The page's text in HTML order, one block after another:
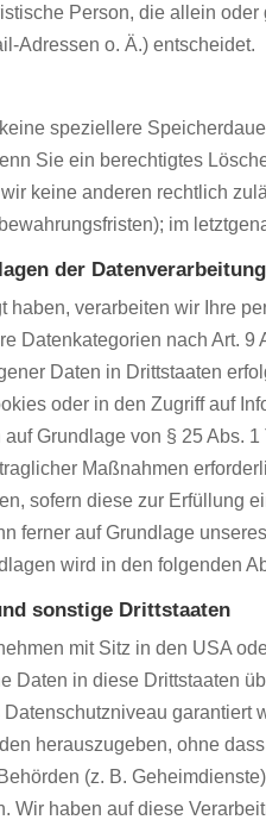
Person, die allein
Adressen o. Ä.) entscheidet.
speziellere
Sie ein berechtigtes
keine anderen rechtlich
im
der
verarbeiten wir Ihre
Datenkategorien nach Art.
Daten in Drittstaaten
oder in den Zugriff auf
Grundlage von § 25 Abs.
Maßnahmen
sofern diese zur Erfüllung
ferner auf Grundlage
wird in den folgenden
sonstige Drittstaaten
mit Sitz in den USA
Daten in diese Drittstaaten
herauszugeben, ohne
(z. B.
Wir haben auf diese